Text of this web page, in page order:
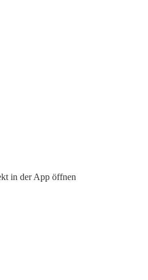
in der App öffnen